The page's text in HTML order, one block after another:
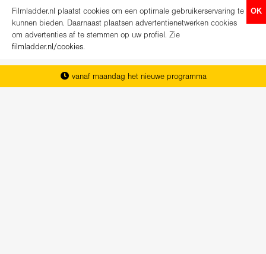
OK
Filmladder.nl plaatst cookies om een optimale gebruikerservaring te
kunnen bieden. Daarnaast plaatsen advertentienetwerken cookies
om advertenties af te stemmen op uw profiel. Zie
filmladder.nl/cookies.
vanaf maandag het nieuwe programma
het complete overzicht van Nederland
koop direct je kaartjes